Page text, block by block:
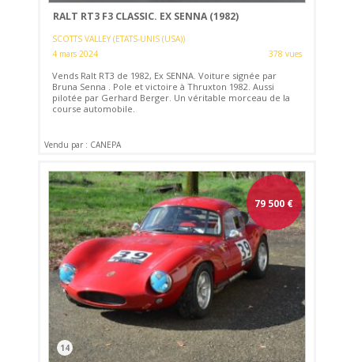
RALT RT3 F3 CLASSIC. EX SENNA (1982)
SCOTTS VALLEY (ETATS-UNIS (USA))
4 mars 2024
378 vues
Vends Ralt RT3 de 1982, Ex SENNA. Voiture signée par
Bruna Senna . Pole et victoire à Thruxton 1982. Aussi
pilotée par Gerhard Berger. Un véritable morceau de la
course automobile.
Vendu par : CANEPA
79 500 €
14